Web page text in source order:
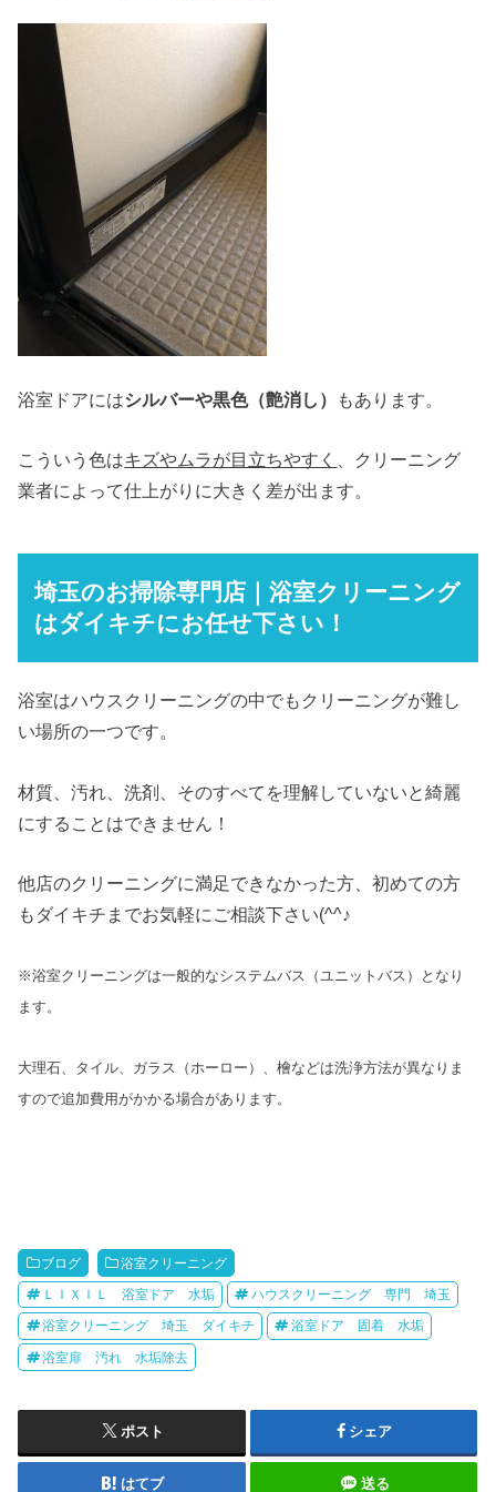
浴室ドアにはシルバーや黒色（艶消し） もあります。
こういう色はキズやムラが目立ちやすく
、クリーニング
業者によって仕上がりに大きく差が出ます。
埼玉のお掃除専門店｜浴室クリーニング
はダイキチにお任せ下さい！
浴室はハウスクリーニングの中でもクリーニングが難し
い場所の一つです。
材質、汚れ、洗剤、そのすべてを理解していないと綺麗
にすることはできません！
他店のクリーニングに満足できなかった方、初めての方
もダイキチまでお気軽にご相談下さい(^^♪
※浴室クリーニングは一般的なシステムバス（ユニットバス）となり
ます。
大理石、タイル、ガラス（ホーロー）、檜などは洗浄方法が異なりま
すので追加費用がかかる場合があります。
ブログ 浴室クリーニング
ＬＩＸＩＬ 浴室ドア 水垢 ハウスクリーニング 専門 埼玉
浴室クリーニング 埼玉 ダイキチ 浴室ドア 固着 水垢
浴室扉 汚れ 水垢除去
ポスト シェア
はてブ 送る